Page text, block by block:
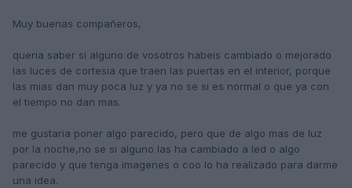
Muy buenas compañeros,
queria saber si alguno de vosotros habeis cambiado o mejorado
las luces de cortesia que traen las puertas en el interior, porque
las mias dan muy poca luz y ya no se si es normal o que ya con
el tiempo no dan mas.
me gustaria poner algo parecido, pero que de algo mas de luz
por la noche,no se si alguno las ha cambiado a led o algo
parecido y que tenga imagenes o coo lo ha realizado para darme
una idea.